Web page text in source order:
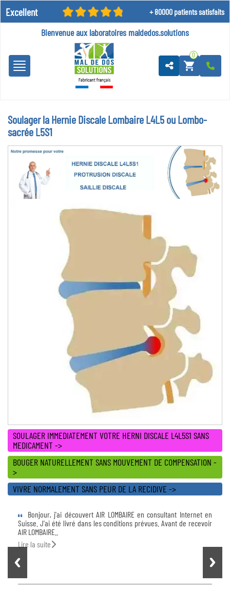
Excellent + 80000 patients satisfaits
Bienvenue aux laboratoires maldedos.solutions
shopping_cart
0
Soulager la Hernie Discale Lombaire L4L5 ou Lombo-
sacrée L5S1
SOULAGER IMMEDIATEMENT VOTRE HERNI DISCALE L4L5S1 SANS
MEDICAMENT ->
BOUGER NATURELLEMENT SANS MOUVEMENT DE COMPENSATION -
>
VIVRE NORMALEMENT SANS PEUR DE LA RECIDIVE ->
Bonjour, j'ai découvert AIR LOMBAIRE en consultant Internet en
Suisse. J'ai été livré dans les conditions prévues. Avant de recevoir
AIR LOMBAIRE..
Lire la suite